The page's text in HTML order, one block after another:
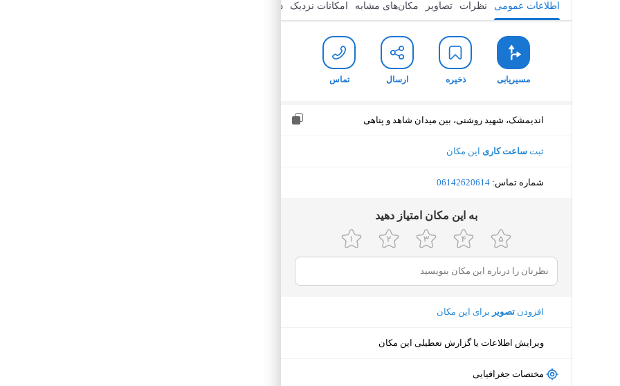
اطلاعات عمومی نظرات تصاویر مکان‌های مشابه امکانات نزدیک درباره
مسیریابی ذخیره ارسال تماس
اندیمشک، شهید روشنی، بین میدان شاهد و پناهی
ثبت ساعت کاری این مکان
شماره تماس: ‎06142620614
ﺑﻪ اﯾﻦ ﻣﮑﺎن اﻣﺘﯿﺎز دﻫﯿﺪ
افزودن تصویر برای این مکان
ویرایش اطلاعات یا گزارش تعطیلی این مکان
مختصات جغرافیایی